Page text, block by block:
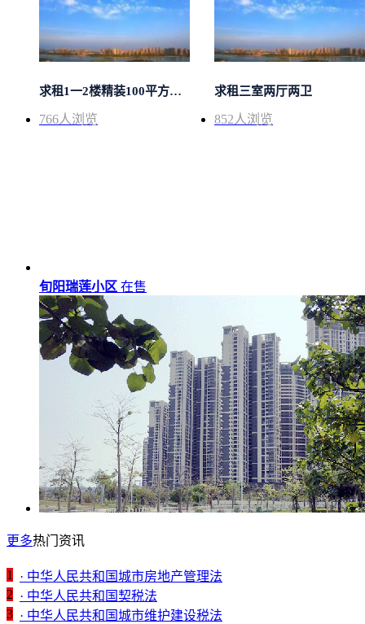
求租1一2楼精装100平方里面基本设备不...
766人浏览
求租三室两厅两卫
852人浏览
旬阳瑞莲小区 在售
更多热门资讯
1 · 中华人民共和国城市房地产管理法
2 · 中华人民共和国契税法
3 · 中华人民共和国城市维护建设税法